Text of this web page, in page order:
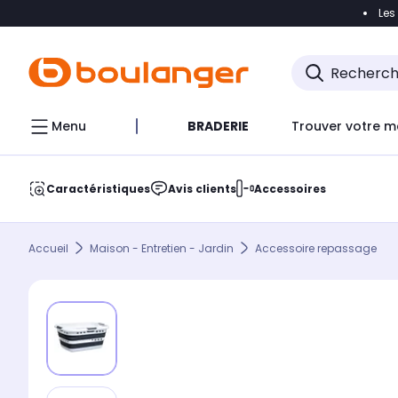
Accéder
Menu BRADERIE Trouver votre
Caractéristiques Avis clients Accessoires
Accueil Maison - Entretien - Jardin Accessoire repassage